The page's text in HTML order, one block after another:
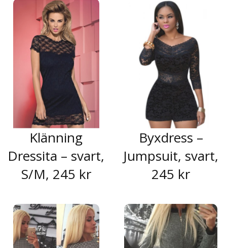
Klänning
Dressita – svart,
S/M, 245 kr
Byxdress –
Jumpsuit, svart,
245 kr